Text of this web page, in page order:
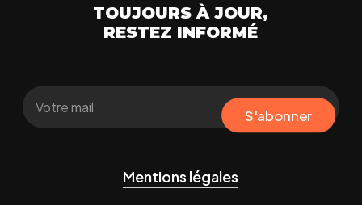
TOUJOURS À JOUR,
RESTEZ INFORMÉ
S'abonner
Mentions légales